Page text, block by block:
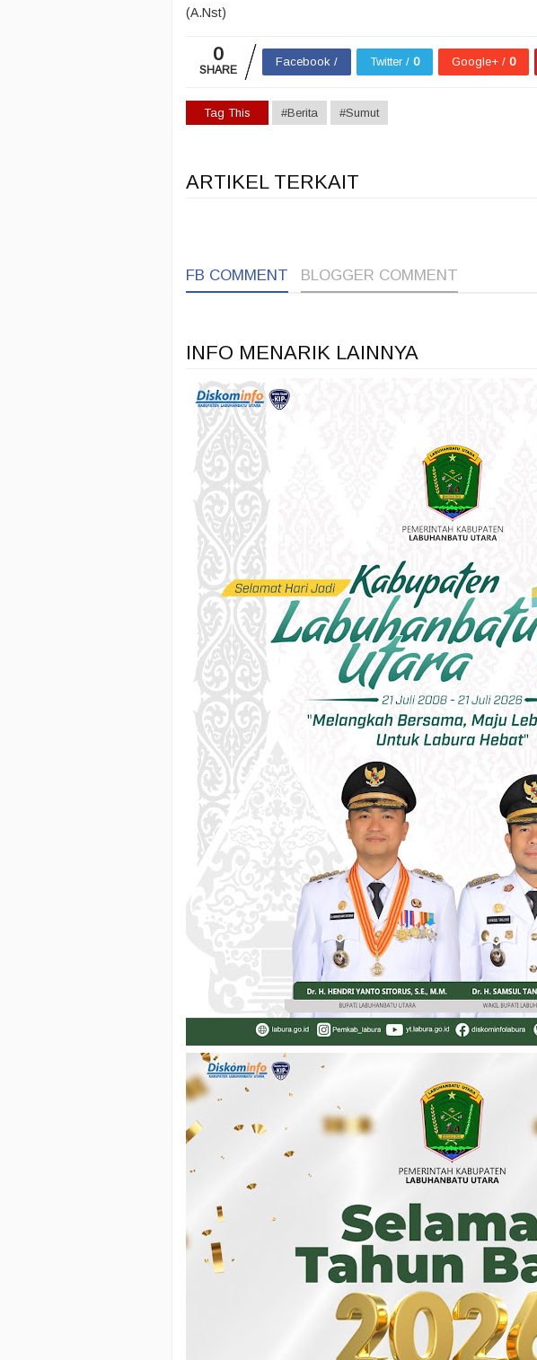
(A.Nst)
0
SHARE
Facebook / Twitter / 0 Google+ / 0
Tag This #Berita #Sumut
ARTIKEL TERKAIT
FB COMMENT BLOGGER COMMENT
INFO MENARIK LAINNYA